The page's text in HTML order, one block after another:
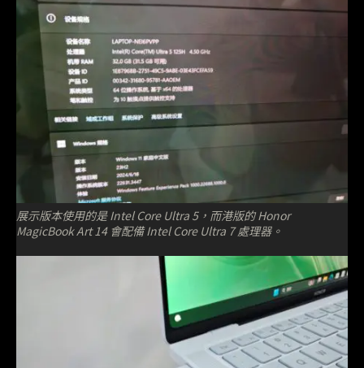
展示版本使用的是 Intel Core Ultra 5，而港版的 Honor
MagicBook Art 14 會配備 Intel Core Ultra 7 處理器。